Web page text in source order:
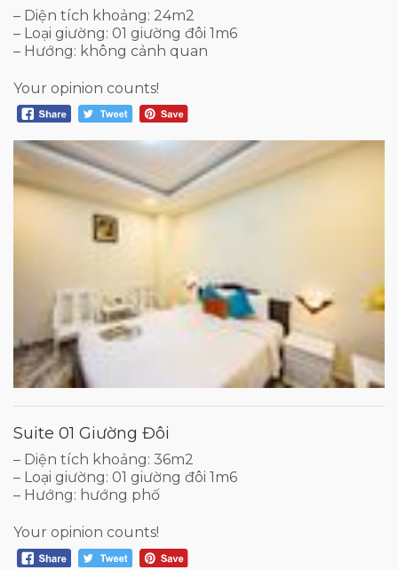
– Diện tích khoảng: 24m2
– Loại giường: 01 giường đôi 1m6
– Hướng: không cảnh quan
Your opinion counts!
Suite 01 Giường Đôi
– Diện tích khoảng: 36m2
– Loại giường: 01 giường đôi 1m6
– Hướng: hướng phố
Your opinion counts!